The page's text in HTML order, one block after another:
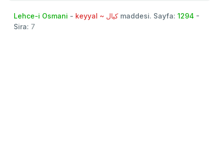
Lehce-i Osmani - keyyal ~ كيال maddesi. Sayfa: 1294 -
Sira: 7